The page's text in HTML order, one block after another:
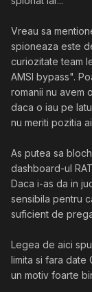
Vreau sa
spioneaza este
curiozitate team
AMSI bypass".
romanii nu avem
daca o iau pe
nu meriti pozitia
As putea sa
dashboard-ul
Daca i-as da in
sensibila pentru
suficient de
Legea de aici
limita si fara date
un motiv foarte